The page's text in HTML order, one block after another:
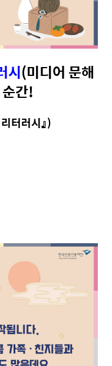
시(미디어 문해
간!
터러시』)